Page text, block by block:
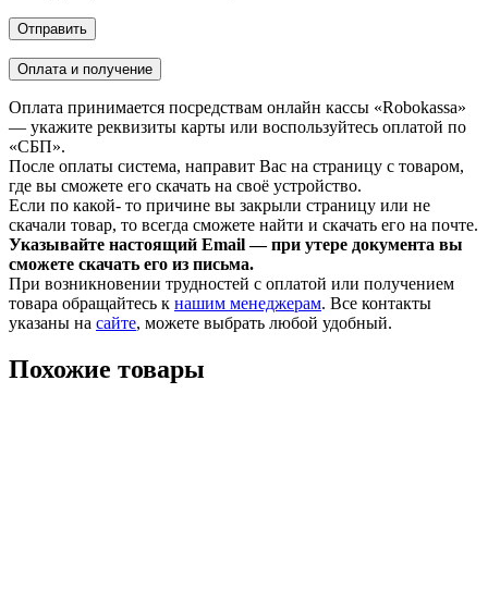
Оплата и получение
Оплата принимается посредствам онлайн кассы «Robokassa»
— укажите реквизиты карты или воспользуйтесь оплатой по
«СБП».
После оплаты система, направит Вас на страницу с товаром,
где вы сможете его скачать на своё устройство.
Если по какой- то причине вы закрыли страницу или не
скачали товар, то всегда сможете найти и скачать его на почте.
Указывайте настоящий Email — при утере документа вы
сможете скачать его из письма.
При возникновении трудностей с оплатой или получением
товара обращайтесь к нашим менеджерам. Все контакты
указаны на сайте, можете выбрать любой удобный.
Похожие товары